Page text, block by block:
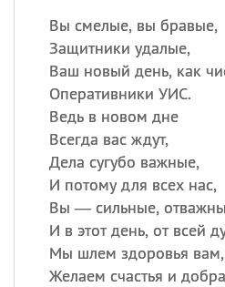
Вы смелые, вы бравые,
Защитники удалые,
Ваш новый день, как
Оперативники УИС.
Ведь в новом дне
Всегда вас ждут,
Дела сугубо важные,
И потому для всех нас,
Вы — сильные,
И в этот день, от всей
Мы шлем здоровья вам,
Желаем счастья и